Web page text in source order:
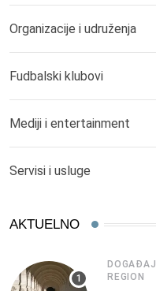
Organizacije i udruženja
Fudbalski klubovi
Mediji i entertainment
Servisi i usluge
AKTUELNO
DOGAĐAJI
REGION